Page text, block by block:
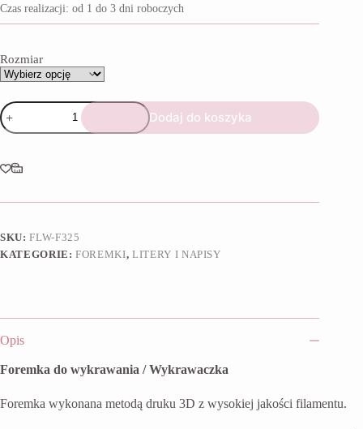
9,90 zł
do
Czas realizacji: od 1 do 3 dni roboczych
Rozmiar
ilość
Foremka
Alfabet
Dodaj do koszyka
SKU:FLW-F325
KATEGORIE:FOREMKI,LITERY I NAPISY
Opis
Foremka do wykrawania / Wykrawaczka
Foremka wykonana metodą druku 3D z wysokiej jakości filamentu.